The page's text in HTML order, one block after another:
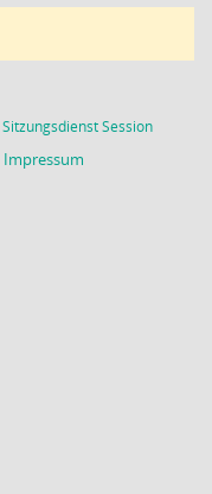
SitzungsdienstSession(Wird in
Impressum